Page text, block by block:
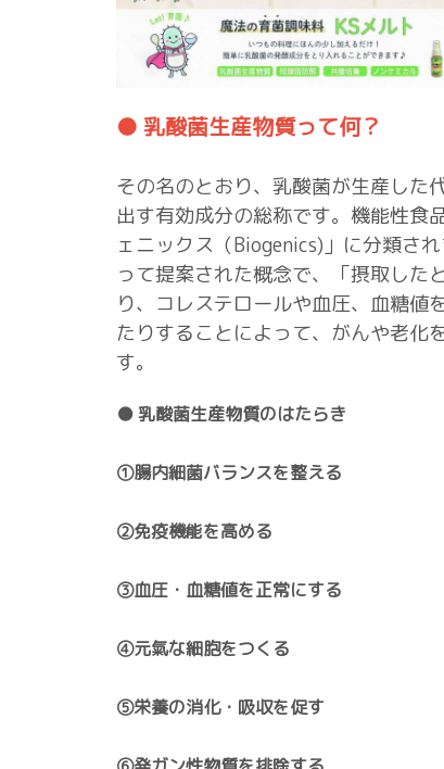
● 乳酸菌生産物質って何？
その名のとおり、乳酸菌が生産した
出す有効成分の総称です。機能性食
ェニックス（Biogenics)」に分類さ
って提案された概念で、「摂取した
り、コレステロールや血圧、血糖値
たりすることによって、がんや老化
す。
● 乳酸菌生産物質のはたらき
①腸内細菌バランスを整える
②免疫機能を高める
③血圧・血糖値を正常にする
④元氣な細胞をつくる
⑤栄養の消化・吸収を促す